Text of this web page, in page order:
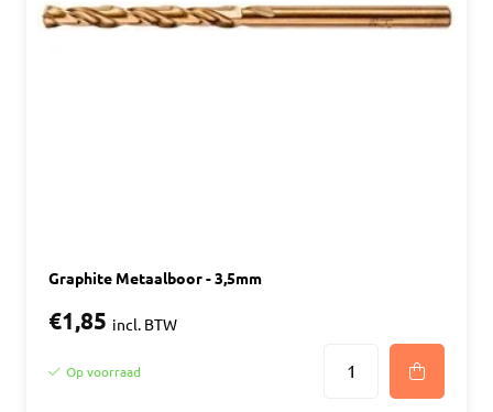
Graphite Metaalboor - 3,5mm
€1,85 incl. BTW
Op voorraad